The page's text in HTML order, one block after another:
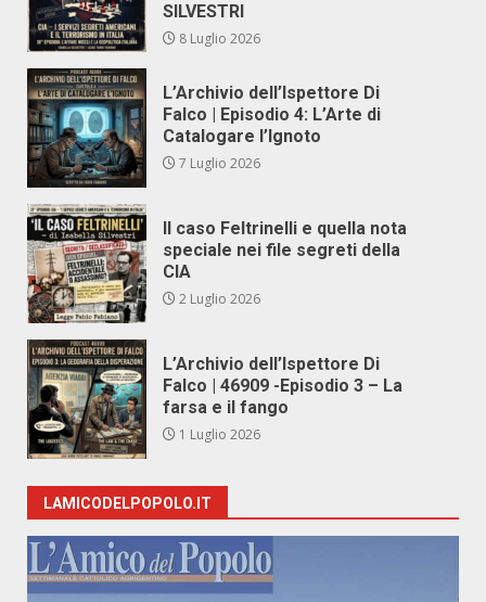
SILVESTRI
8 Luglio 2026
L’Archivio dell’Ispettore Di
Falco | Episodio 4: L’Arte di
Catalogare l’Ignoto
7 Luglio 2026
Il caso Feltrinelli e quella nota
speciale nei file segreti della
CIA
2 Luglio 2026
L’Archivio dell’Ispettore Di
Falco | 46909 -Episodio 3 – La
farsa e il fango
1 Luglio 2026
LAMICODELPOPOLO.IT